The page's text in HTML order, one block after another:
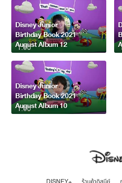
1:00
Disney Junior
Birthday Book 2021
August Album 12
1:00
Disney Junior
Birthday Book 2021
August Album 10